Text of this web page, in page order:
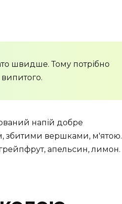
швидше. Тому потрібно
напій добре
збитими вершками, м'ятою.
апельсин, лимон.